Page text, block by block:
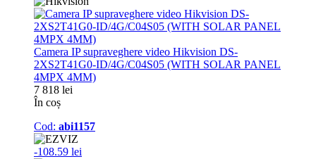
Camera IP supraveghere video Hikvision DS-
2XS2T41G0-ID/4G/C04S05 (WITH SOLAR PANEL
4MPX 4MM)
7 818 lei
În coș
Cod: abi1157
-108.59 lei